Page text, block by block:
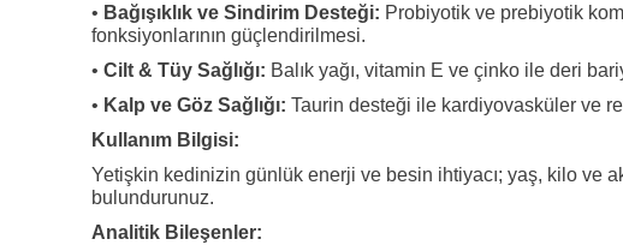
• Bağışıklık ve Sindirim Desteği: Probiyotik ve prebiyotik
fonksiyonlarının güçlendirilmesi.
• Cilt & Tüy Sağlığı: Balık yağı, vitamin E ve çinko ile deri
• Kalp ve Göz Sağlığı: Taurin desteği ile kardiyovasküler ve
Kullanım Bilgisi:
Yetişkin kedinizin günlük enerji ve besin ihtiyacı; yaş, kilo ve
bulundurunuz.
Analitik Bileşenler: